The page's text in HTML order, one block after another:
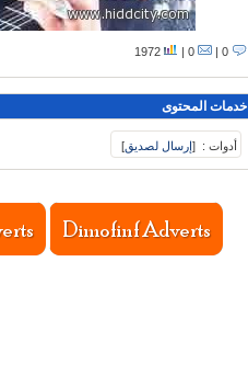
0 |
0 |
1972
خدمات المحتوى
أدوات : [إرسال لصديق]